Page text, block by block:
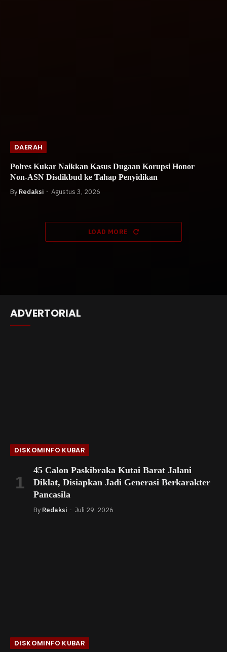
DAERAH
Polres Kukar Naikkan Kasus Dugaan Korupsi Honor
Non-ASN Disdikbud ke Tahap Penyidikan
By Redaksi Agustus 3, 2026
LOAD MORE
ADVERTORIAL
DISKOMINFO KUBAR
45 Calon Paskibraka Kutai Barat Jalani
Diklat, Disiapkan Jadi Generasi Berkarakter
Pancasila
By Redaksi Juli 29, 2026
DISKOMINFO KUBAR